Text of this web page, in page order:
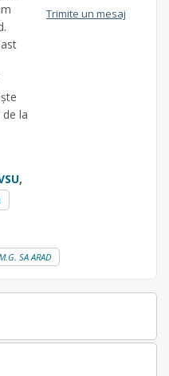
la
,
Trimite un mesaj
SA ARAD